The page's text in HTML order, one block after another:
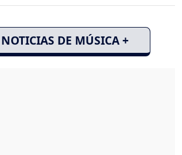
DE MÚSICA +